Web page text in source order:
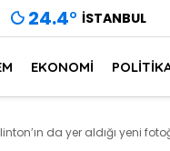
24.4° İSTANBUL
EKONOMİ
da yer aldığı yeni